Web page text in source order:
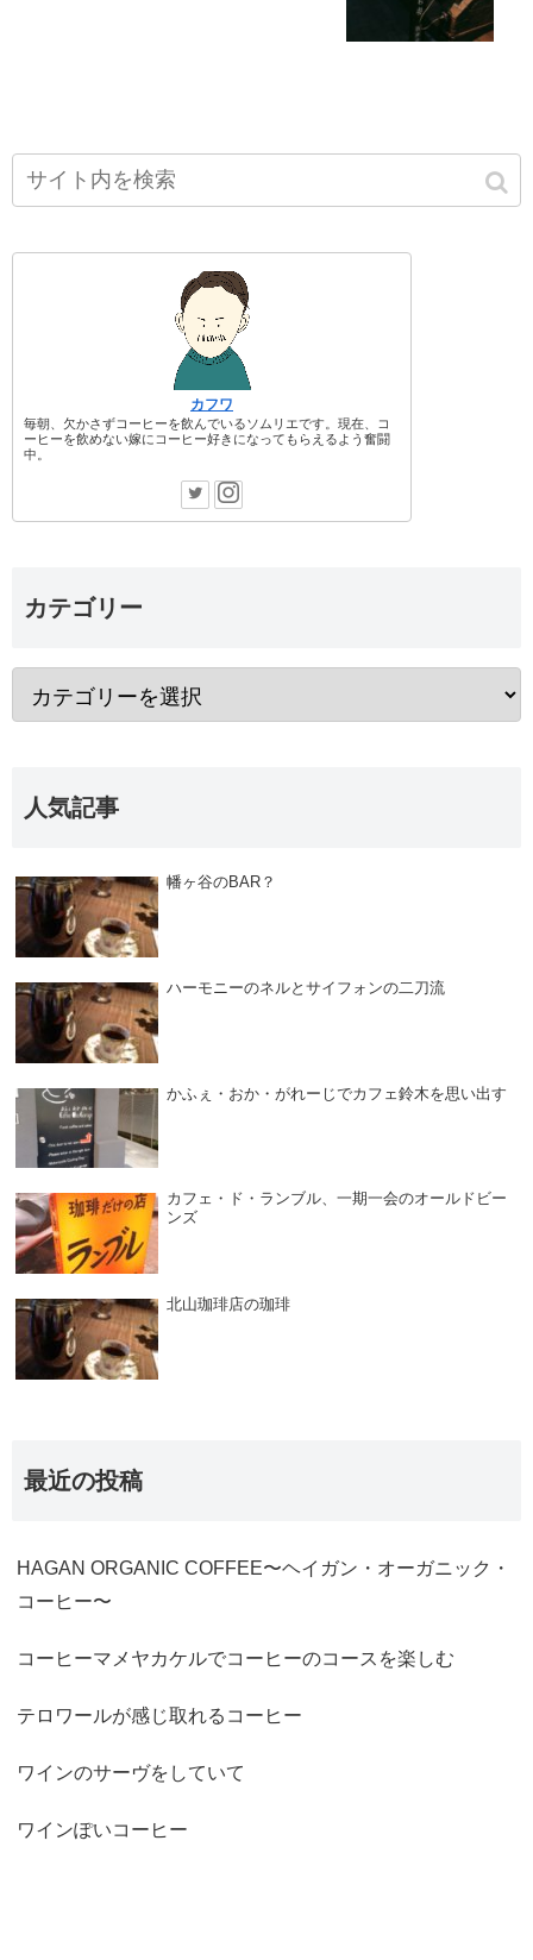
カフワ
毎朝、欠かさずコーヒーを飲んでいるソムリエです。現在、コ
ーヒーを飲めない嫁にコーヒー好きになってもらえるよう奮闘
中。
カテゴリー
人気記事
幡ヶ谷のBAR？
ハーモニーのネルとサイフォンの二刀流
かふぇ・おか・がれーじでカフェ鈴木を思い出す
カフェ・ド・ランブル、一期一会のオールドビー
ンズ
北山珈琲店の珈琲
最近の投稿
HAGAN ORGANIC COFFEE〜ヘイガン・オーガニック・
コーヒー〜
コーヒーマメヤカケルでコーヒーのコースを楽しむ
テロワールが感じ取れるコーヒー
ワインのサーヴをしていて
ワインぽいコーヒー